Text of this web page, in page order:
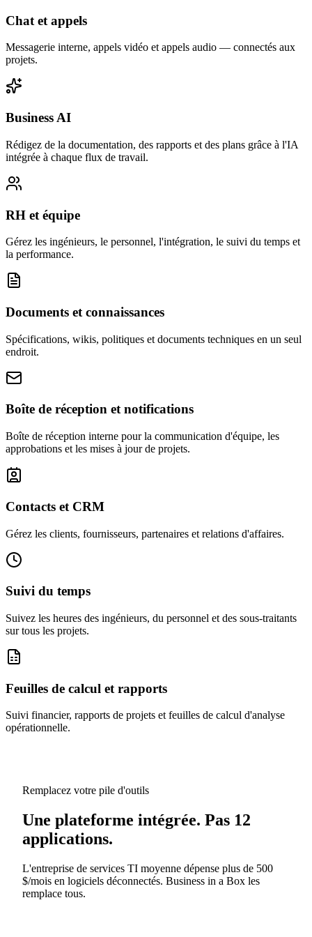
Chat et appels
Messagerie interne, appels vidéo et appels audio — connectés aux
projets.
Business AI
Rédigez de la documentation, des rapports et des plans grâce à l'IA
intégrée à chaque flux de travail.
RH et équipe
Gérez les ingénieurs, le personnel, l'intégration, le suivi du temps et
la performance.
Documents et connaissances
Spécifications, wikis, politiques et documents techniques en un seul
endroit.
Boîte de réception et notifications
Boîte de réception interne pour la communication d'équipe, les
approbations et les mises à jour de projets.
Contacts et CRM
Gérez les clients, fournisseurs, partenaires et relations d'affaires.
Suivi du temps
Suivez les heures des ingénieurs, du personnel et des sous-traitants
sur tous les projets.
Feuilles de calcul et rapports
Suivi financier, rapports de projets et feuilles de calcul d'analyse
opérationnelle.
Remplacez votre pile d'outils
Une plateforme intégrée. Pas 12
applications.
L'entreprise de services TI moyenne dépense plus de 500
$/mois en logiciels déconnectés. Business in a Box les
remplace tous.